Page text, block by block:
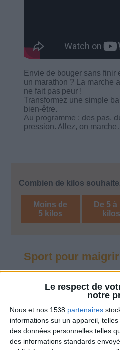
Le respect de
notre
Nous et nos 1538 partenaires
informations sur un appareil,
des données personnelles telles
des informations standards
Envie de bouger sans finir
un marathon ? La marche
ne fait pas peur !
Transformez une simple
bien-être.
Au programme : des pas,
pression. Allez, on
Combien de kilos
Moins de
5 kilos
De 5 à
kilos
Sport pour
pratiquer à la maison
perte de poids et muscler